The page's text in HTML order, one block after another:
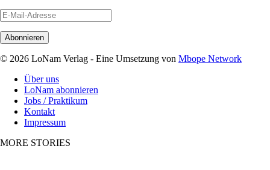
E-
Adresse
© 2026 LoNam Verlag - Eine Umsetzung von Mbope Network
Über uns
LoNam abonnieren
Jobs / Praktikum
Kontakt
Impressum
MORE STORIES